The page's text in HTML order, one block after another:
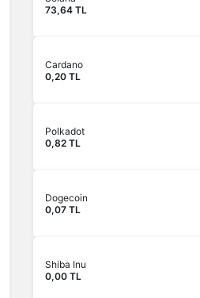
73,64 TL
Cardano
0,20 TL
Polkadot
0,82 TL
Dogecoin
0,07 TL
Shiba Inu
0,00 TL